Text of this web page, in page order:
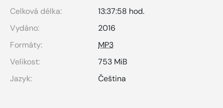
Celková délka:
13:37:58 hod.
Vydáno:
2016
Formáty:
MP3
Velikost:
753 MiB
Jazyk:
Čeština